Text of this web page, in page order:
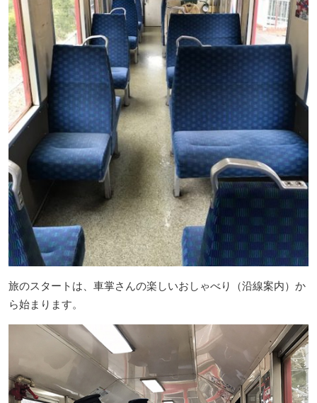
旅のスタートは、車掌さんの楽しいおしゃべり（沿線案内）か
ら始まります。